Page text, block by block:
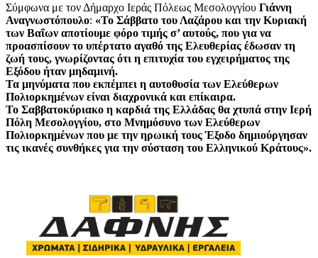
Σύμφωνα με τον Δήμαρχο Ιεράς Πόλεως Μεσολογγίου Γιάννη
Αναγνωστόπουλο: «Το Σάββατο του Λαζάρου και την Κυριακή
των Βαΐων αποτίουμε φόρο τιμής σ’ αυτούς, που για να
προασπίσουν το υπέρτατο αγαθό της Ελευθερίας έδωσαν τη
ζωή τους, γνωρίζοντας ότι η επιτυχία του εγχειρήματος της
Εξόδου ήταν μηδαμινή.
Τα μηνύματα που εκπέμπει η αυτοθυσία των Ελεύθερων
Πολιορκημένων είναι διαχρονικά και επίκαιρα.
Το Σαββατοκύριακο η καρδιά της Ελλάδας θα χτυπά στην Ιερή
Πόλη Μεσολογγίου, στο Μνημόσυνο των Ελεύθερων
Πολιορκημένων που με την ηρωική τους Έξοδο δημιούργησαν
τις ικανές συνθήκες για την σύσταση του Ελληνικού Κράτους».